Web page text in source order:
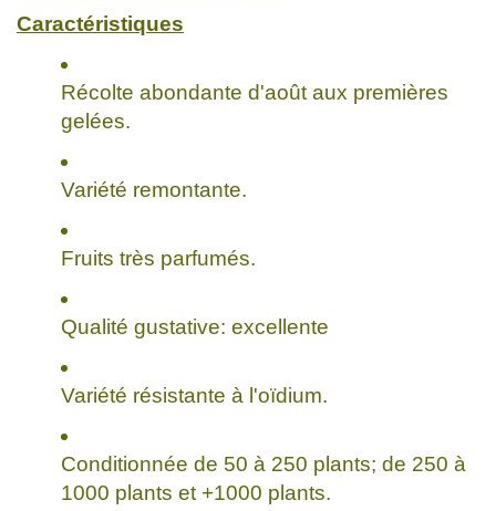
Caractéristiques
Récolte abondante d'août aux premières
gelées.
Variété remontante.
Fruits très parfumés.
Qualité gustative: excellente
Variété résistante à l'oïdium.
Conditionnée de 50 à 250 plants; de 250 à
1000 plants et +1000 plants.